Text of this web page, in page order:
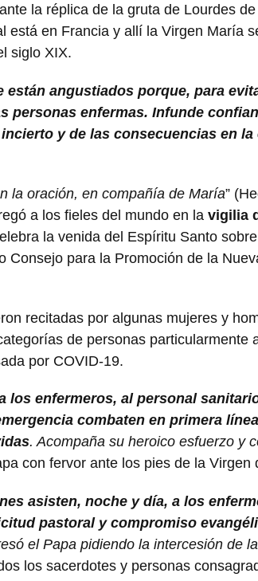
la réplica de la gruta de Lourdes
está en Francia y allí la Virgen María
siglo XIX.
están angustiados porque, para
personas enfermas. Infunde
y de las consecuencias en la
la oración, en compañía de María”
a los fieles del mundo en la vigilia
la venida del Espíritu Santo
Consejo para la Promoción de la
recitadas por algunas mujeres y
de personas particularmente
por COVID-19.
los enfermeros, al personal
combaten en primera
. Acompaña su heroico esfuerzo y
con fervor ante los pies de la Virgen
asisten, noche y día, a los
pastoral y compromiso
el Papa pidiendo la intercesión de
los sacerdotes y personas